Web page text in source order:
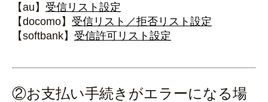
【au】 受信リスト設定
【docomo】 受信リスト／拒否リスト設定
【softbank】 受信許可リスト設定
②お支払い手続きがエラーになる場